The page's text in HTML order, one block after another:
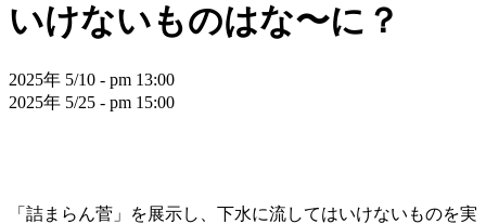
いけないものはな〜に？
2025年 5/10 - pm 13:00
2025年 5/25 - pm 15:00
「詰まらん菅」を展示し、下水に流してはいけないものを実